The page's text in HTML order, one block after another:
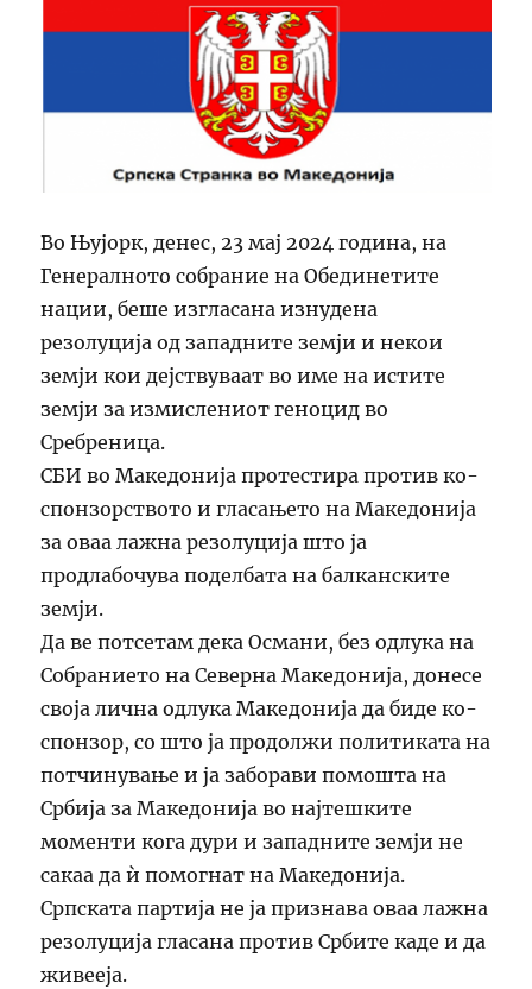
Во Њујорк, денес, 23 мај 2024 година, на
Генералното собрание на Обединетите
нации, беше изгласана изнудена
резолуција од западните земји и некои
земји кои дејствуваат во име на истите
земји за измислениот геноцид во
Сребреница.
СБИ во Македонија протестира против ко-
спонзорството и гласањето на Македонија
за оваа лажна резолуција што ја
продлабочува поделбата на балканските
земји.
Да ве потсетам дека Османи, без одлука на
Собранието на Северна Македонија, донесе
своја лична одлука Македонија да биде ко-
спонзор, со што ја продолжи политиката на
потчинување и ја заборави помошта на
Србија за Македонија во најтешките
моменти кога дури и западните земји не
сакаа да ѝ помогнат на Македонија.
Српската партија не ја признава оваа лажна
резолуција гласана против Србите каде и да
живееја.